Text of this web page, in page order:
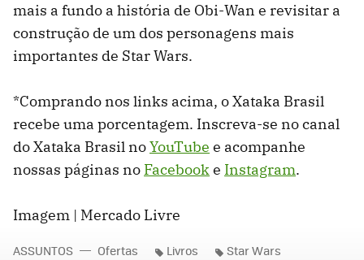
mais a fundo a história de Obi-Wan e revisitar a
construção de um dos personagens mais
importantes de Star Wars.
*Comprando nos links acima, o Xataka Brasil
recebe uma porcentagem. Inscreva-se no canal
do Xataka Brasil noYouTube e acompanhe
nossas páginas no Facebooke Instagram.
Imagem | Mercado Livre
ASSUNTOS Ofertas Livros Star Wars